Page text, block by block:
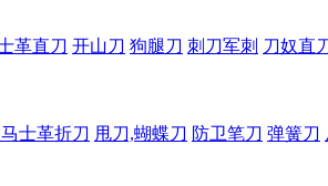
革直刀 开山刀 狗腿刀 刺刀军刺 刀奴直
士革折刀 甩刀,蝴蝶刀 防卫笔刀 弹簧刀